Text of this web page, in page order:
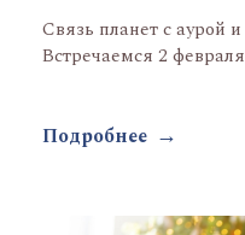
Связь планет с аурой
Встречаемся 2
Подробнее